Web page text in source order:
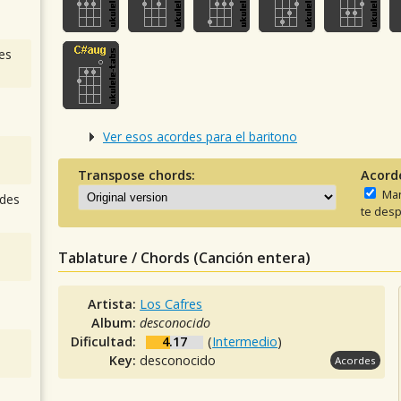
Ver esos acordes para el baritono
Transpose chords:
te
Tablature / Chords (Canción entera)
Artista: Los Cafres
Album:desconocido
Dificultad:
4.17 (Intermedio)
Key:desconocido Acordes